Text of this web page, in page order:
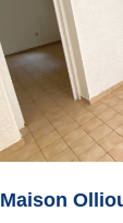
Maison